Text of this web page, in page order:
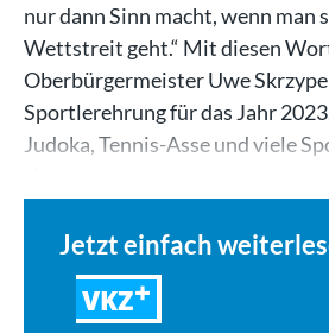
nur dann Sinn macht, wenn man
Wettstreit geht.“ Mit diesen
Oberbürgermeister Uwe
Sportlerehrung für das Jahr
Judoka, Tennis-Asse und viele
Jetzt einfach
VKZ